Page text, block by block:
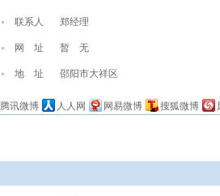
联系人 郑经理
网 址 暂 无
地 址 邵阳市大祥区
腾讯微博 人人网 网易微博 搜狐微博